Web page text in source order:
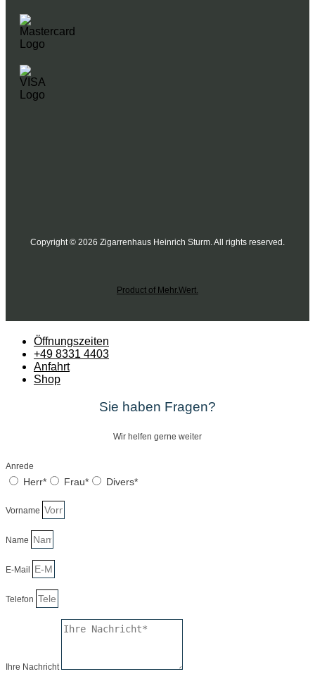
Copyright © 2026 Zigarrenhaus Heinrich Sturm. All rights reserved.
Product of Mehr.Wert.
Öffnungszeiten
+49 8331 4403
Anfahrt
Shop
Sie haben Fragen?
Wir helfen gerne weiter
Anrede
Herr* Frau* Divers*
Vorname
Name
E-Mail
Telefon
Ihre Nachricht